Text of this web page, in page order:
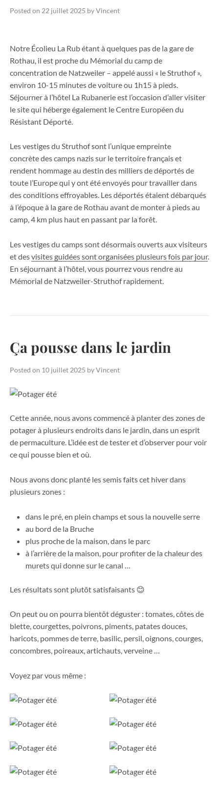
Posted on 22 juillet 2025 byVincent
Notre Écolieu La Rub étant à quelques pas de la gare de
Rothau, il est proche du Mémorial du camp de
concentration de Natzweiler – appelé aussi « le Struthof »,
environ 10-15 minutes de voiture ou 1h15 à pieds.
Séjourner à l’hôtel La Rubanerie est l’occasion d’aller visiter
le site qui héberge également le Centre Européen du
Résistant Déporté.
Les vestiges du Struthof sont l’unique empreinte
concrète des camps nazis sur le territoire français et
rendent hommage au destin des milliers de déportés de
toute l’Europe qui y ont été envoyés pour travailler dans
des conditions effroyables. Les déportés étaient débarqués
à l’époque à la gare de Rothau avant de monter à pieds au
camp, 4 km plus haut en passant par la forêt.
Les vestiges du camps sont désormais ouverts aux visiteurs
et desvisites guidées sont organisées plusieurs fois par jour.
En séjournant à l’hôtel, vous pourrez vous rendre au
Mémorial de Natzweiler-Struthof rapidement.
Ça pousse dans le jardin
Posted on 10 juillet 2025 byVincent
Cette année, nous avons commencé à planter des zones de
potager à plusieurs endroits dans le jardin, dans un esprit
de permaculture. L’idée est de tester et d’observer pour voir
ce qui pousse bien et où.
Nous avons donc planté les semis faits cet hiver dans
plusieurs zones :
dans le pré, en plein champs et sous la nouvelle serre
au bord de la Bruche
plus proche de la maison, dans le parc
à l’arrière de la maison, pour profiter de la chaleur des
murets qui donne sur le canal …
Les résultats sont plutôt satisfaisants 😊
On peut ou on pourra bientôt déguster : tomates, côtes de
blette, courgettes, poivrons, piments, patates douces,
haricots, pommes de terre, basilic, persil, oignons, courges,
concombres, poireaux, artichauts, verveine …
Voyez par vous même :